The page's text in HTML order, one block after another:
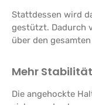
Stattdessen wird
gestützt. Dadurch
über den
Mehr Stabilität
Die angehockte